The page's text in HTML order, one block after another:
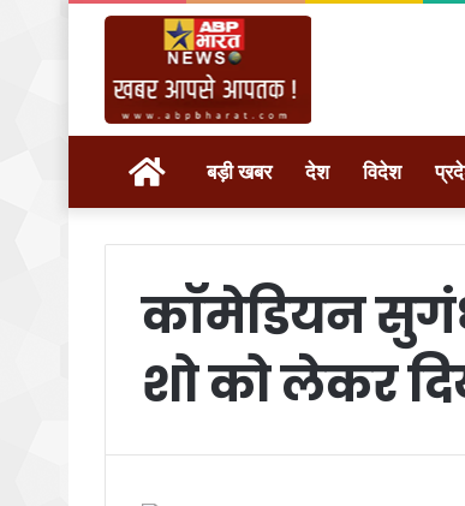
होम बड़ी खबर देश विदेश
कॉमेडियन
शो को लेकर